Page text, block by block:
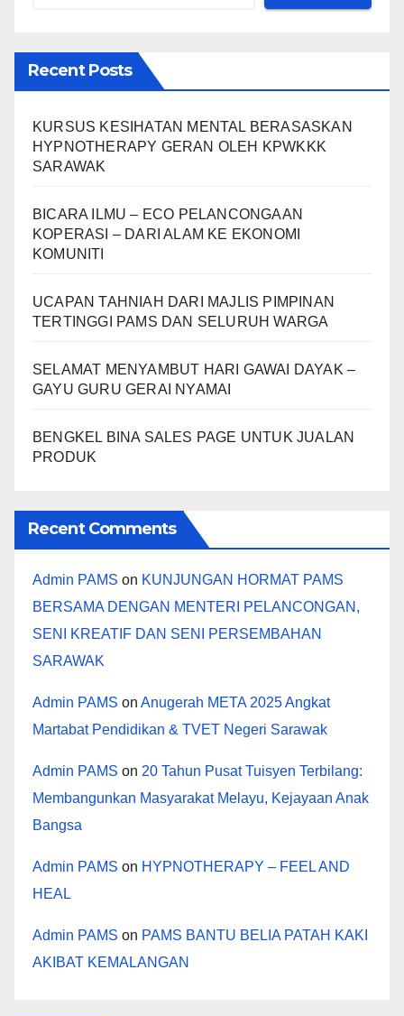
Recent Posts
KURSUS KESIHATAN MENTAL BERASASKAN
HYPNOTHERAPY GERAN OLEH KPWKKK
SARAWAK
BICARA ILMU – ECO PELANCONGAAN
KOPERASI – DARI ALAM KE EKONOMI
KOMUNITI
UCAPAN TAHNIAH DARI MAJLIS PIMPINAN
TERTINGGI PAMS DAN SELURUH WARGA
SELAMAT MENYAMBUT HARI GAWAI DAYAK –
GAYU GURU GERAI NYAMAI
BENGKEL BINA SALES PAGE UNTUK JUALAN
PRODUK
Recent Comments
Admin PAMS on KUNJUNGAN HORMAT PAMS
BERSAMA DENGAN MENTERI PELANCONGAN,
SENI KREATIF DAN SENI PERSEMBAHAN
SARAWAK
Admin PAMS on Anugerah META 2025 Angkat
Martabat Pendidikan & TVET Negeri Sarawak
Admin PAMS on 20 Tahun Pusat Tuisyen Terbilang:
Membangunkan Masyarakat Melayu, Kejayaan Anak
Bangsa
Admin PAMS on HYPNOTHERAPY – FEEL AND
HEAL
Admin PAMS on PAMS BANTU BELIA PATAH KAKI
AKIBAT KEMALANGAN